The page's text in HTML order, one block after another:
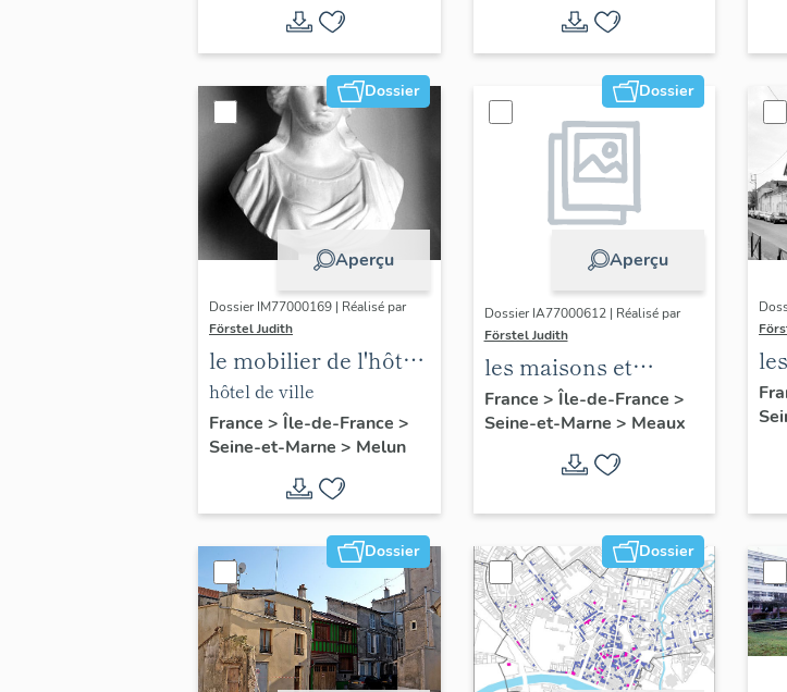
Dossier
Aperçu
Dossier IM77000169 | Réalisé par
Förstel Judith
le mobilier de l'hôtel
de ville
hôtel de ville
France > Île-de-France >
Seine-et-Marne > Melun
Dossier
Aperçu
Dossier IA77000612 | Réalisé par
Förstel Judith
les maisons et
immeubles de
Meaux
France > Île-de-France >
Seine-et-Marne > Meaux
Dossier Dossier